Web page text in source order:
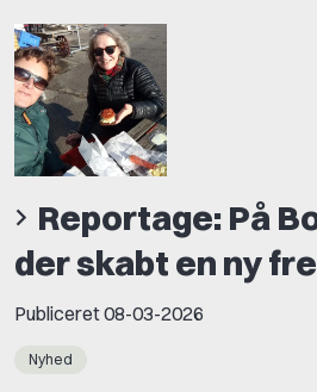
Reportage: På
der skabt en ny
Publiceret08-03-2026
Nyhed